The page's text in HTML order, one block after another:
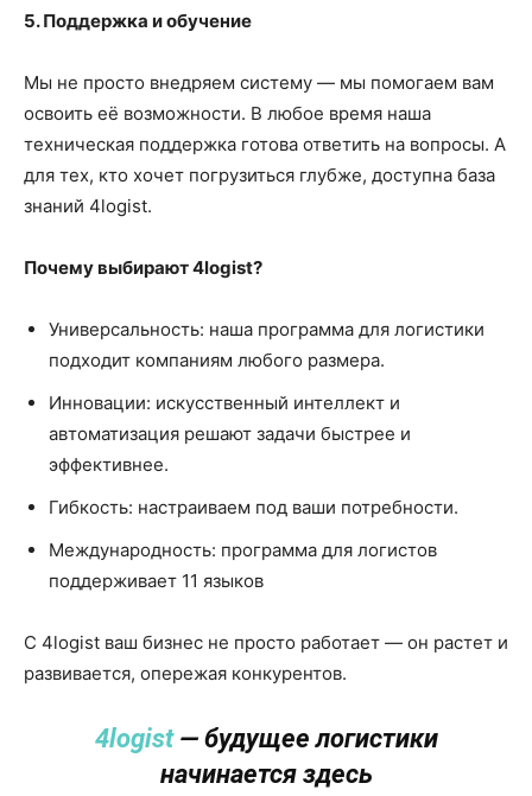
5. Поддержка и обучение
Мы не просто внедряем систему — мы помогаем вам
освоить её возможности. В любое время наша
техническая поддержка готова ответить на вопросы. А
для тех, кто хочет погрузиться глубже, доступна база
знаний 4logist.
Почему выбирают 4logist?
Универсальность: наша программа для логистики
подходит компаниям любого размера.
Инновации: искусственный интеллект и
автоматизация решают задачи быстрее и
эффективнее.
Гибкость: настраиваем под ваши потребности.
Международность: программа для логистов
поддерживает 11 языков
С 4logist ваш бизнес не просто работает — он растет и
развивается, опережая конкурентов.
4logist— будущее логистики
начинается здесь